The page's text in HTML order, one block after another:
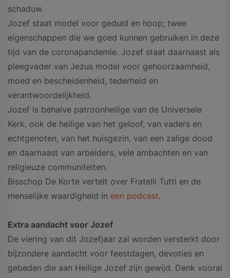
schaduw.
Jozef staat model voor geduld en hoop; twee
eigenschappen die we goed kunnen gebruiken in deze
tijd van de coronapandemie. Jozef staat daarnaast als
pleegvader van Jezus model voor gehoorzaamheid,
moed en bescheidenheid, tederheid en
verantwoordelijkheid.
Jozef is behalve patroonheilige van de Universele
Kerk, ook de heilige van het geloof, van vaders en
echtgenoten, van het huisgezin, van een zalige dood
en daarnaast van arbeiders, vele ambachten en van
religieuze communiteiten.
Bisschop De Korte vertelt over Fratelli Tutti en de
menselijke waardigheid in een podcast.
Extra aandacht voor Jozef
De viering van dit Jozefjaar zal worden versterkt door
bijzondere aandacht voor feestdagen, devoties en
gebeden die aan Heilige Jozef zijn gewijd. Denk vooral